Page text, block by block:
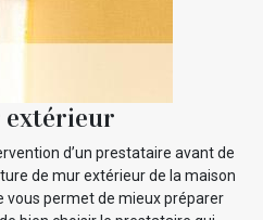
extérieur
d’un prestataire avant de
de mur extérieur de la maison
permet de mieux préparer